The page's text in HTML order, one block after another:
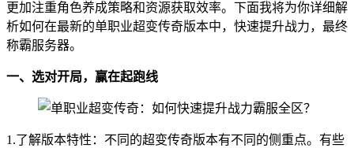
更加注重角色养成策略和资源获取效率。下面我将为你详细解
析如何在最新的单职业超变传奇版本中，快速提升战力，最终
称霸服务器。
一、选对开局，赢在起跑线
1.了解版本特性：不同的超变传奇版本有不同的侧重点。有些